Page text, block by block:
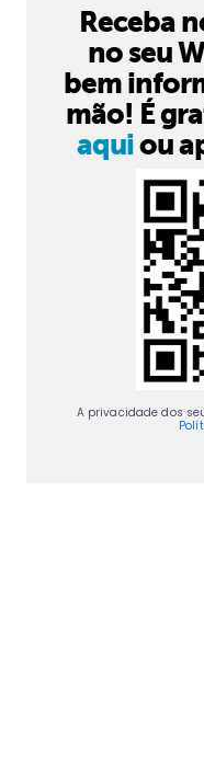
Receba
no seu
bem
mão! É
aquiou
A privacidade dos